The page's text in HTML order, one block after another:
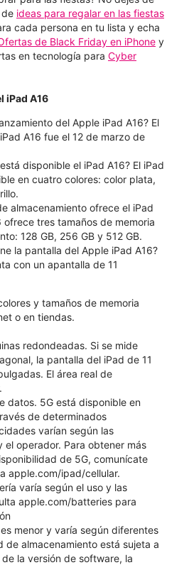
ideas para regalar en las fiestas
cada persona en tu lista y echa
de Black Friday en iPhone y
en tecnología para Cyber
iPad A16
del Apple iPad A16? El
A16 fue el 12 de marzo de
disponible el iPad A16? El iPad
en cuatro colores: color plata,
almacenamiento ofrece el iPad
ofrece tres tamaños de memoria
128 GB, 256 GB y 512 GB.
la pantalla del Apple iPad A16?
con un apantalla de 11
y tamaños de memoria
o en tiendas.
redondeadas. Si se mide
la pantalla del iPad de 11
El área real de
datos. 5G está disponible en
de determinados
varían según las
el operador. Para obtener más
de 5G, comunícate
apple.com/ipad/cellular.
varía según el uso y las
apple.com/batteries para
menor y varía según diferentes
almacenamiento está sujeta a
la versión de software, la